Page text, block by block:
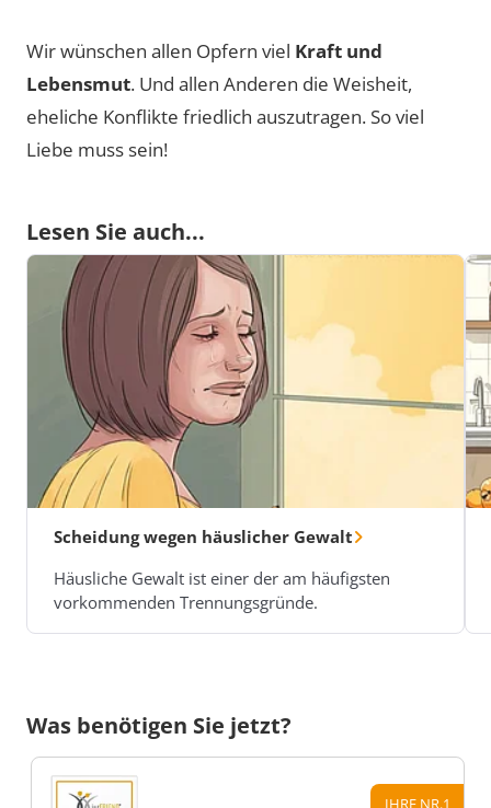
Wir wünschen allen Opfern viel Kraft und
Lebensmut. Und allen Anderen die Weisheit,
eheliche Konflikte friedlich auszutragen. So viel
Liebe muss sein!
Lesen Sie auch...
Scheidung wegen häuslicher Gewalt
Häusliche Gewalt ist einer der am häufigsten
vorkommenden Trennungsgründe.
Was benötigen Sie jetzt?
IHRE NR.1